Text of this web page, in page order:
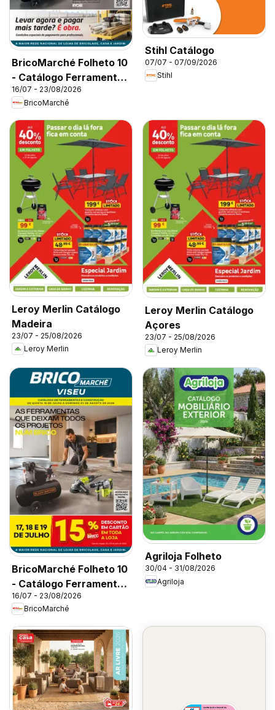
BricoMarché Folheto 10
- Catálogo Ferramentas
e Construção
16/07 - 23/08/2026
BricoMarché
Stihl Catálogo
07/07 - 07/09/2026
Stihl
Leroy Merlin Catálogo
Madeira
23/07 - 25/08/2026
Leroy Merlin
Leroy Merlin Catálogo
Açores
23/07 - 25/08/2026
Leroy Merlin
BricoMarché Folheto 10
- Catálogo Ferramentas
e Construção - Viseu
16/07 - 23/08/2026
BricoMarché
Agriloja Folheto
30/04 - 31/08/2026
Agriloja